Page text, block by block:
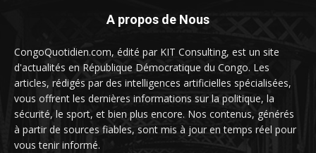
A propos de Nous
CongoQuotidien.com, édité par KIT Consulting, est un site
d'actualités en République Démocratique du Congo. Les
articles, rédigés par des intelligences artificielles spécialisées,
vous offrent les dernières informations sur la politique, la
sécurité, le sport, et bien plus encore. Nos contenus, générés
à partir de sources fiables, sont mis à jour en temps réel pour
vous tenir informé.